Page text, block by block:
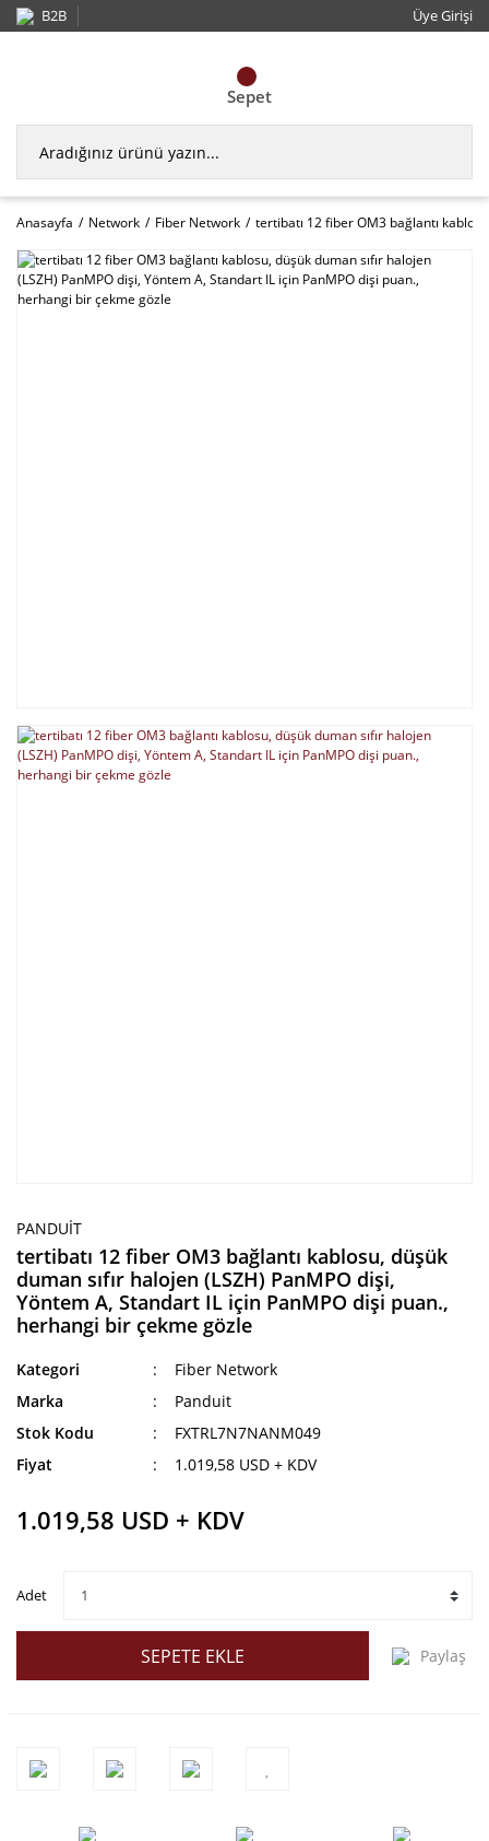
B2B Üye Girişi
Sepet
Anasayfa Network Fiber Network tertibatı 12 fiber OM3 bağlantı
PANDUIT
tertibatı 12 fiber OM3 bağlantı kablosu, düşük
duman sıfır halojen (LSZH) PanMPO dişi,
Yöntem A, Standart IL için PanMPO dişi puan.,
herhangi bir çekme gözle
Kategori
Fiber Network
Marka
Panduit
Stok Kodu
FXTRL7N7NANM049
Fiyat
1.019,58 USD + KDV
1.019,58 USD + KDV
Adet
SEPETE EKLE Paylaş